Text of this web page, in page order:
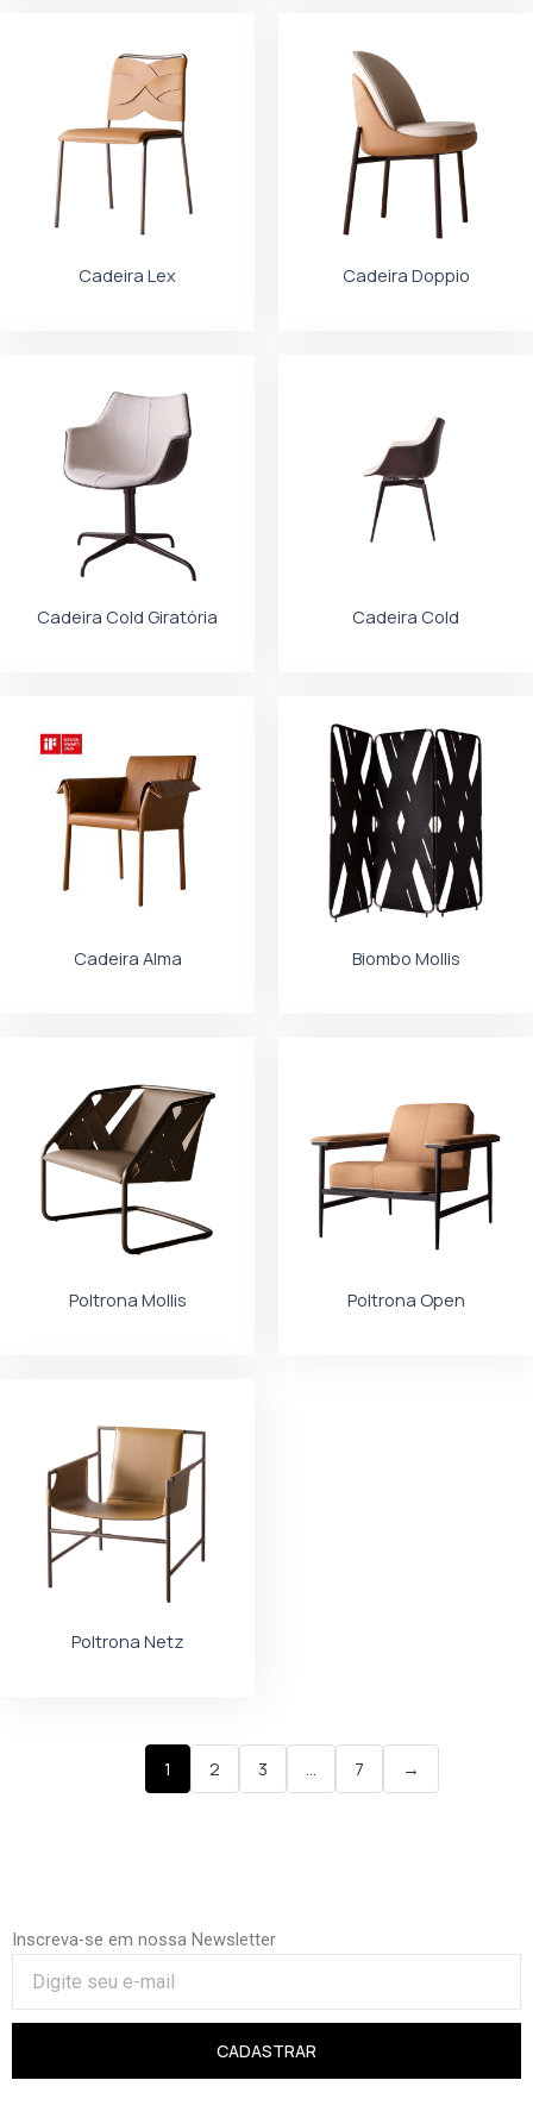
Cadeira Lex Cadeira Doppio
Cadeira Cold Giratória Cadeira Cold
Cadeira Alma Biombo Mollis
Poltrona Mollis Poltrona Open
Poltrona Netz
1 2 3 … 7 →
Inscreva-se em nossa Newsletter
CADASTRAR